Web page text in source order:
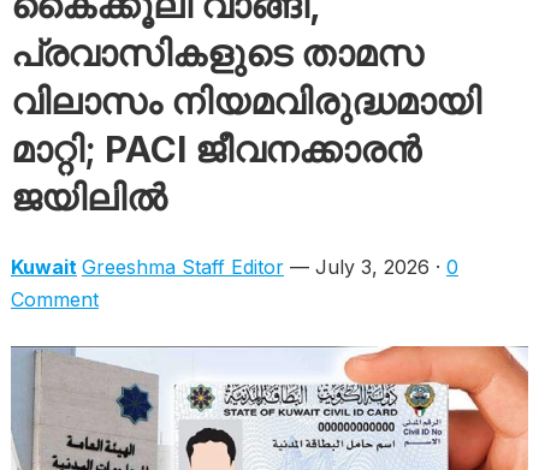
പ്രവാസികളുടെ താമസ
വിലാസം നിയമവിരുദ്ധമായി
മാറ്റി; PACI ജീവനക്കാരൻ
ജയിലിൽ
Kuwait Greeshma Staff Editor— July 3, 2026 · 0
Comment